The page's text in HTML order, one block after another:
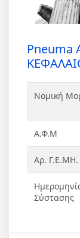
Pneuma
Νομική
Α.Φ.Μ
Αρ. Γ.Ε.ΜΗ.
Σύστασης